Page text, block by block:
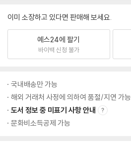
이미 소장하고 있다면 판매해 보세요.
예스24에 팔기
바이백 신청 불가
국내배송만 가능
해외 거래처 사정에 의하여 품절/지연 가능
도서 정보 중 미표기 사항 안내
문화비소득공제 가능